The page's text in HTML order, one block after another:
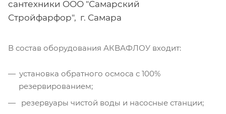
сантехники ООО "Самарский
Стройфарфор", г. Самара
В состав оборудования АКВАФЛОУ входит:
установка обратного осмоса с 100%
резервированием;
резервуары чистой воды и насосные станции;